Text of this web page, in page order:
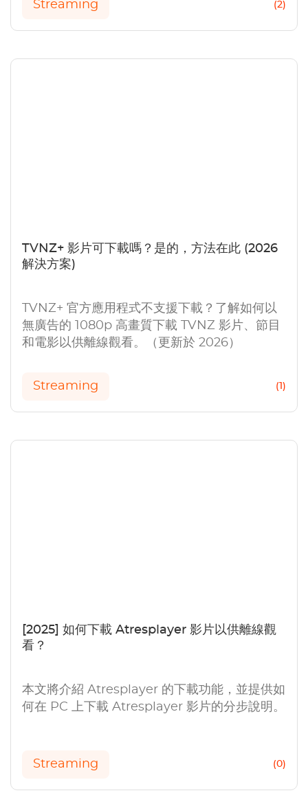
Streaming (2)
TVNZ+ 影片可下載嗎？是的，方法在此 (2026
解決方案)
TVNZ+ 官方應用程式不支援下載？了解如何以
無廣告的 1080p 高畫質下載 TVNZ 影片、節目
和電影以供離線觀看。（更新於 2026）
Streaming (1)
[2025] 如何下載 Atresplayer 影片以供離線觀
看？
本文將介紹 Atresplayer 的下載功能，並提供如
何在 PC 上下載 Atresplayer 影片的分步說明。
Streaming (0)